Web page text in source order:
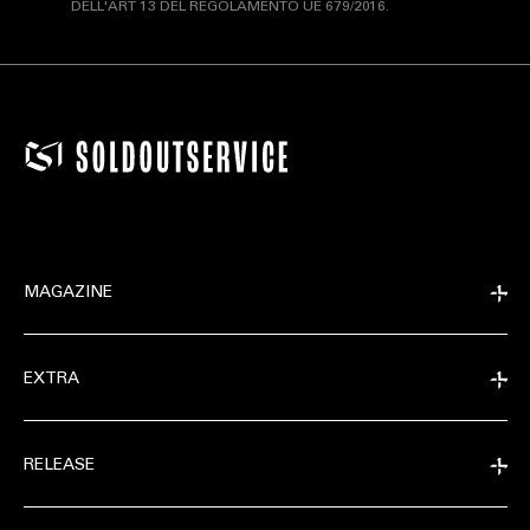
DELL'ART 13 DEL REGOLAMENTO UE 679/2016.
MAGAZINE
EXTRA
RELEASE